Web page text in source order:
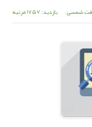
شمسی بازدید: 1757 مرتبه